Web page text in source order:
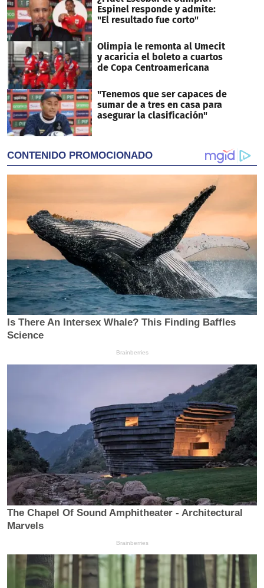
Espinel responde y admite:
"El resultado fue corto"
Olimpia le remonta al Umecit
y acaricia el boleto a cuartos
de Copa Centroamericana
"Tenemos que ser capaces de
sumar de a tres en casa para
asegurar la clasificación"